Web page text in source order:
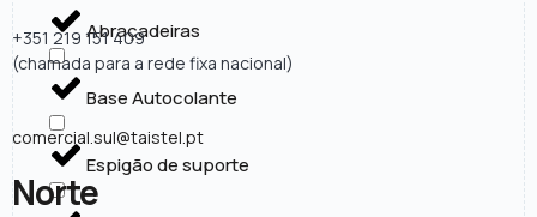
Abraçadeiras
Base Autocolante
Espigão de suporte
+351 219 151 409
(chamada para a rede fixa nacional)
comercial.sul@taistel.pt
Norte